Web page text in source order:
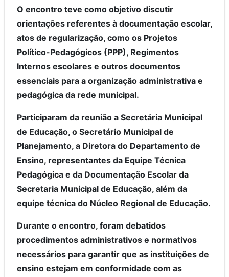
O encontro teve como objetivo discutir
orientações referentes à documentação escolar,
atos de regularização, como os Projetos
Político-Pedagógicos (PPP), Regimentos
Internos escolares e outros documentos
essenciais para a organização administrativa e
pedagógica da rede municipal.
Participaram da reunião a Secretária Municipal
de Educação, o Secretário Municipal de
Planejamento, a Diretora do Departamento de
Ensino, representantes da Equipe Técnica
Pedagógica e da Documentação Escolar da
Secretaria Municipal de Educação, além da
equipe técnica do Núcleo Regional de Educação.
Durante o encontro, foram debatidos
procedimentos administrativos e normativos
necessários para garantir que as instituições de
ensino estejam em conformidade com as